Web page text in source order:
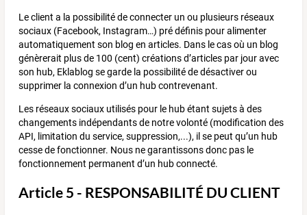
Le client a la possibilité de connecter un ou plusieurs réseaux
sociaux (Facebook, Instagram…) pré définis pour alimenter
automatiquement son blog en articles. Dans le cas où un blog
génèrerait plus de 100 (cent) créations d’articles par jour avec
son hub, Eklablog se garde la possibilité de désactiver ou
supprimer la connexion d’un hub contrevenant.
Les réseaux sociaux utilisés pour le hub étant sujets à des
changements indépendants de notre volonté (modification des
API, limitation du service, suppression,...), il se peut qu’un hub
cesse de fonctionner. Nous ne garantissons donc pas le
fonctionnement permanent d’un hub connecté.
Article 5 - RESPONSABILITÉ DU CLIENT